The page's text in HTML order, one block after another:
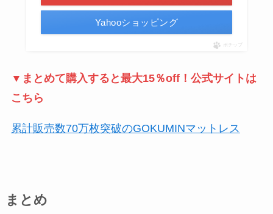
Yahooショッピング
ポチップ
▼まとめて購入すると最大15％off！公式サイトは
こちら
累計販売数70万枚突破のGOKUMINマットレス
まとめ